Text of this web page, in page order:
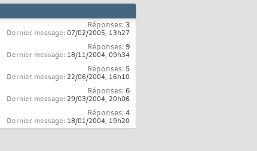
Réponses: 3
Dernier message: 07/02/2005, 13h27
Réponses:9
Dernier message: 18/11/2004, 09h34
Réponses: 5
Dernier message: 22/06/2004, 16h10
Réponses:6
Dernier message: 29/03/2004, 20h06
Réponses:4
Dernier message: 18/01/2004, 19h20